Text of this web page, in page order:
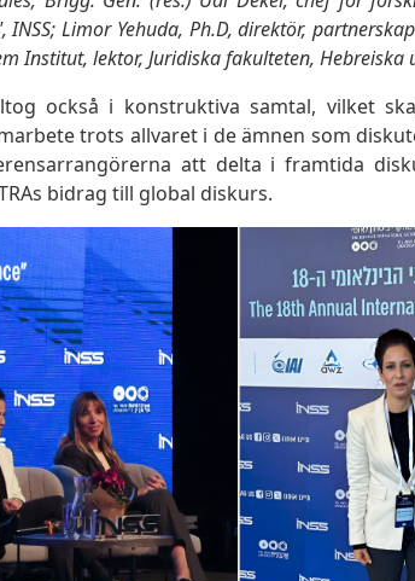
Limor Yehuda, Ph.D, direktör,
Institut, lektor, Juridiska fakulteten, Hebreiska
också i konstruktiva samtal, vilket
trots allvaret i de ämnen som
att delta i framtida
bidrag till global diskurs.